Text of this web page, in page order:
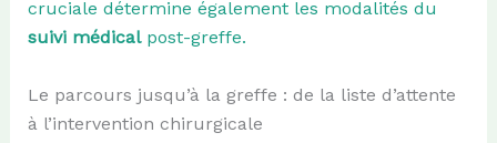
cruciale détermine également les modalités du
suivi médicalpost-greffe.
Le parcours jusqu’à la greffe : de la liste d’attente
à l’intervention chirurgicale